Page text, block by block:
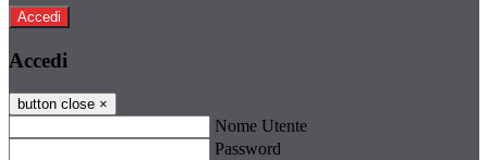
Accedi
Accedi
button close ×
Nome Utente
Password